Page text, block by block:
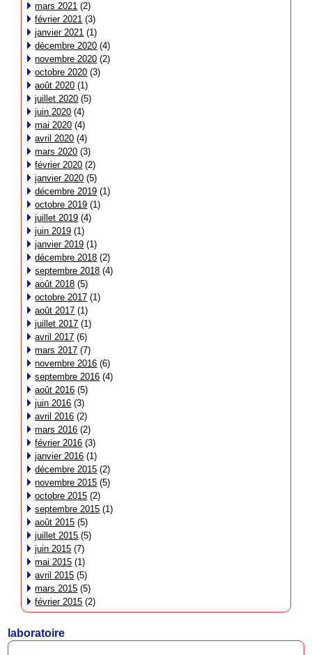
mars 2021 (2)
février 2021 (3)
janvier 2021 (1)
décembre 2020 (4)
novembre 2020 (2)
octobre 2020 (3)
août 2020 (1)
juillet 2020 (5)
juin 2020 (4)
mai 2020 (4)
avril 2020 (4)
mars 2020 (3)
février 2020 (2)
janvier 2020 (5)
décembre 2019 (1)
octobre 2019 (1)
juillet 2019 (4)
juin 2019 (1)
janvier 2019 (1)
décembre 2018 (2)
septembre 2018 (4)
août 2018 (5)
octobre 2017 (1)
août 2017 (1)
juillet 2017 (1)
avril 2017 (6)
mars 2017 (7)
novembre 2016 (6)
septembre 2016 (4)
août 2016 (5)
juin 2016 (3)
avril 2016 (2)
mars 2016 (2)
février 2016 (3)
janvier 2016 (1)
décembre 2015 (2)
novembre 2015 (5)
octobre 2015 (2)
septembre 2015 (1)
août 2015 (5)
juillet 2015 (5)
juin 2015 (7)
mai 2015 (1)
avril 2015 (5)
mars 2015 (5)
février 2015 (2)
laboratoire